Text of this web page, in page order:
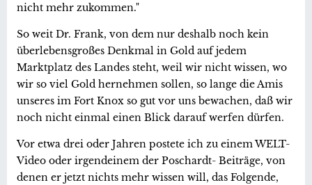
nicht mehr zukommen."
So weit Dr. Frank, von dem nur deshalb noch kein
überlebensgroßes Denkmal in Gold auf jedem
Marktplatz des Landes steht, weil wir nicht wissen, wo
wir so viel Gold hernehmen sollen, so lange die Amis
unseres im Fort Knox so gut vor uns bewachen, daß wir
noch nicht einmal einen Blick darauf werfen dürfen.
Vor etwa drei oder Jahren postete ich zu einem WELT-
Video oder irgendeinem der Poschardt- Beiträge, von
denen er jetzt nichts mehr wissen will, das Folgende,